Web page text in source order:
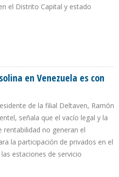
el Distrito Capital y estado
en Venezuela es con
de la filial Deltaven, Ramón
señala que el vacío legal y la
rentabilidad no generan el
la participación de privados en el
estaciones de servicio